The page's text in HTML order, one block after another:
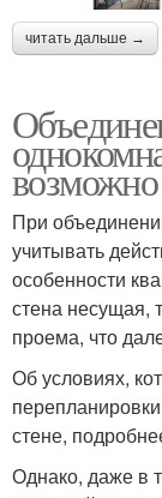
читать дальше →
При
учитывать
особенности
стена несущая,
проема, что
Об условиях,
стене,
Однако, даже в